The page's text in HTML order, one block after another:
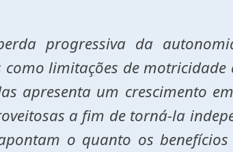
progressiva da
como limitações de
apresenta um crescimento
a fim de torná-la
o quanto os